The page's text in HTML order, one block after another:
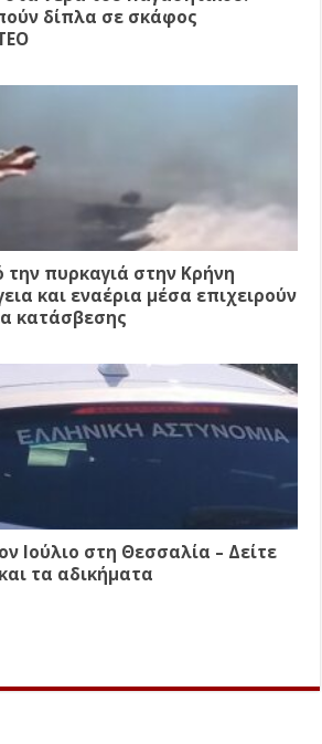
δίπλα σε σκάφος
την πυρκαγιά στην Κρήνη
και εναέρια μέσα επιχειρούν
κατάσβεσης
Ιούλιο στη Θεσσαλία – Δείτε
τα αδικήματα